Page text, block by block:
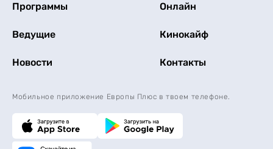
Программы Онлайн
Ведущие Кинокайф
Новости Контакты
Мобильное приложение Европы Плюс в твоем телефоне.